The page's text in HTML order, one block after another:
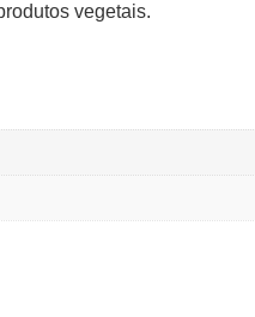
vegetais.